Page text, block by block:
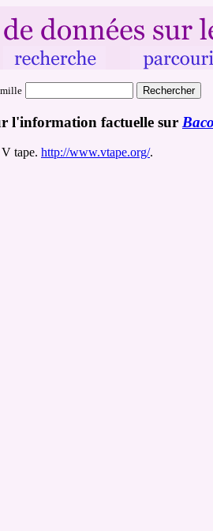
l'information factuelle sur
tape. http://www.vtape.org/.